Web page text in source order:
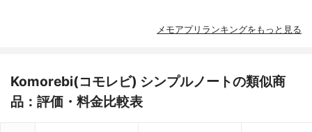
メモアプリランキングをもっと見る
Komorebi(コモレビ) シンプルノートの類似商
品：評価・料金比較表